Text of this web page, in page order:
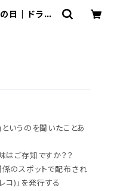
日 | ドラム
いうのを聞いたことあ
はご存知ですか？？
のスポットで配布され
)」を発行する